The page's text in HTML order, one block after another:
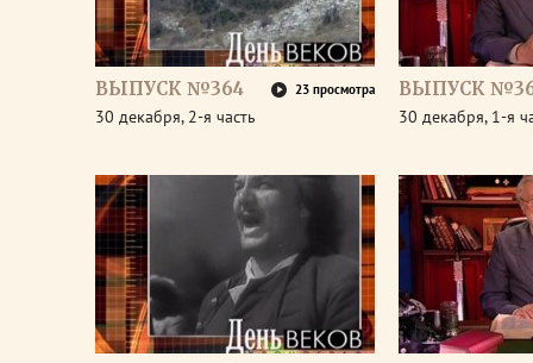
ВЫПУСК №364 23 просмотра
30 декабря, 2-я часть
ВЫПУСК
30 декабря, 1-я